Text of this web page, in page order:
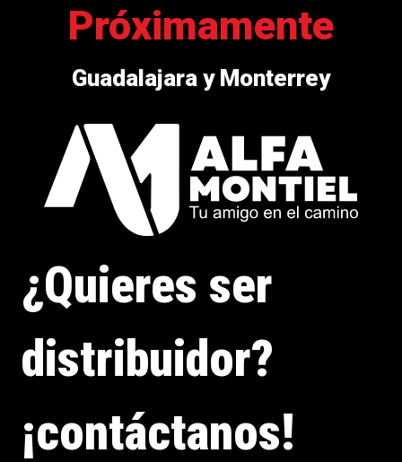
¿Quieres ser
distribuidor?
¡contáctanos!
Próximamente
Guadalajara y Monterrey